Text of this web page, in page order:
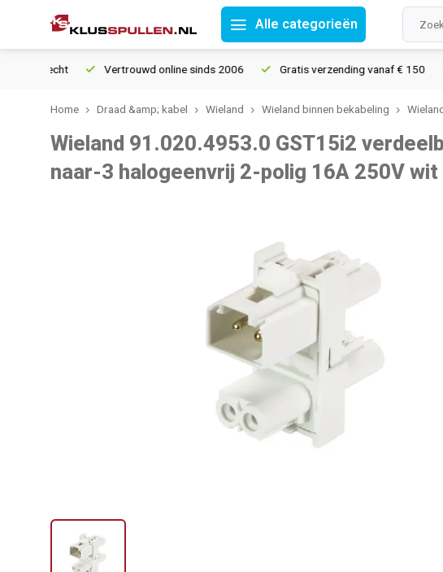
Alle categorieën
Vertrouwd online sinds 2006 Gratis verzending vanaf € 150
Home Draad &amp; kabel Wieland Wieland binnen bekabeling
Wieland 91.020.4953.0 GST15i2
naar-3 halogeenvrij 2-polig 16A 250V wit